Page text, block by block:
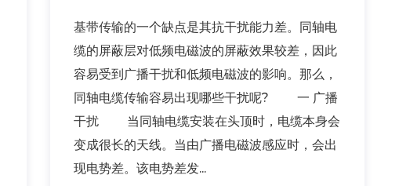
基带传输的一个缺点是其抗干扰能力差。同轴电
缆的屏蔽层对低频电磁波的屏蔽效果较差，因此
容易受到广播干扰和低频电磁波的影响。那么，
同轴电缆传输容易出现哪些干扰呢? 一 广播
干扰 当同轴电缆安装在头顶时，电缆本身会
变成很长的天线。当由广播电磁波感应时，会出
现电势差。该电势差发...